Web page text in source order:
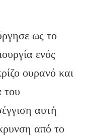
ως το
ενός
ουρανό και
του
αυτή
από το